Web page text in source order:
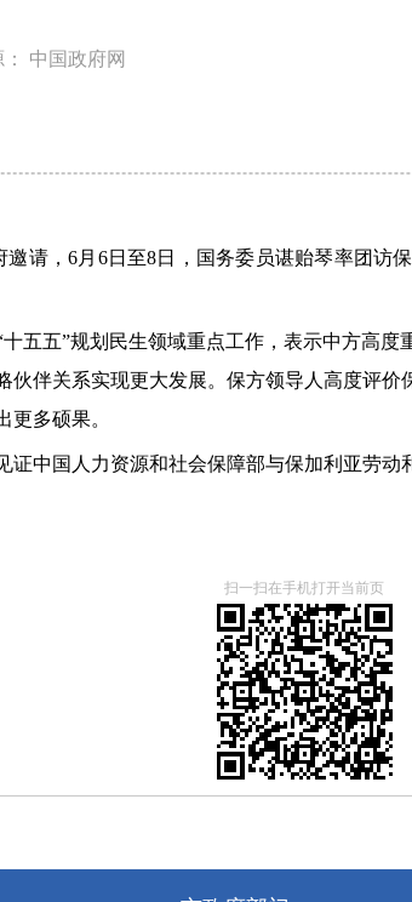
中国政府网
请，6月6日至8日，国务委员谌贻琴率团访
五五”规划民生领域重点工作，表示中方高
伙伴关系实现更大发展。保方领导人高度评
更多硕果。
证中国人力资源和社会保障部与保加利亚劳
扫一扫在手机打开当前页